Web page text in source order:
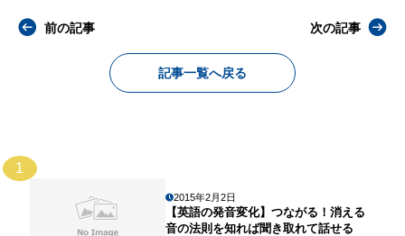
前の記事
記事一覧へ戻る
次の記事
1
2015年2月2日
【英語の発音変化】つながる！消える
音の法則を知れば聞き取れて話せる